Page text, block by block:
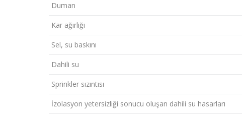
Duman
Kar ağırlığı
Sel, su baskını
Dahili su
Sprinkler sızıntısı
İzolasyon yetersizliği sonucu oluşan dahili su hasarları